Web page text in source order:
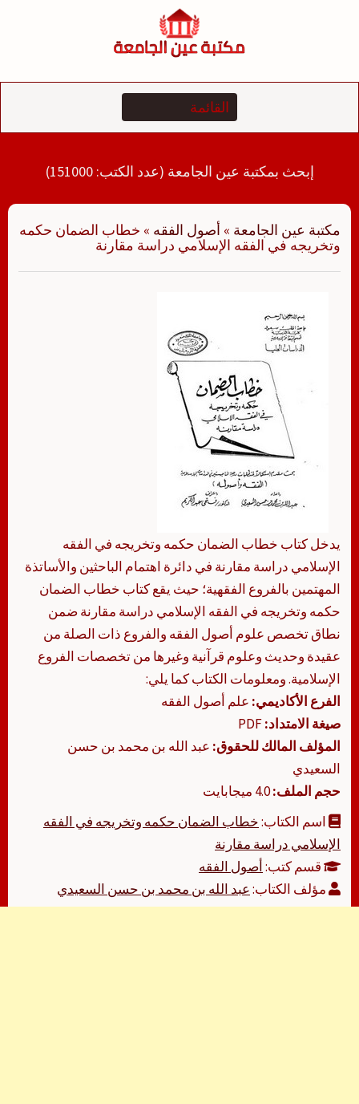
إبحث بمكتبة عين الجامعة (عدد الكتب: 151000)
مكتبة عين الجامعة » أصول الفقه » ‏‏خطاب الضمان حكمه
وتخريجه في الفقه الإسلامي دراسة مقارنة
يدخل كتاب ‏‏خطاب الضمان حكمه وتخريجه في الفقه
الإسلامي دراسة مقارنة في دائرة اهتمام الباحثين والأساتذة
المهتمين بالفروع الفقهية؛ حيث يقع كتاب ‏‏خطاب الضمان
حكمه وتخريجه في الفقه الإسلامي دراسة مقارنة ضمن
نطاق تخصص علوم أصول الفقه والفروع ذات الصلة من
عقيدة وحديث وعلوم قرآنية وغيرها من تخصصات الفروع
الإسلامية. ومعلومات الكتاب كما يلي:
الفرع الأكاديمي: علم أصول الفقه
صيغة الامتداد:
المؤلف المالك للحقوق: عبد الله بن محمد بن حسن
السعيدي
حجم الملف:4.0 ميجابايت
اسم الكتاب:‏‏خطاب الضمان حكمه وتخريجه في الفقه
الإسلامي دراسة مقارنة
قسم كتب:أصول الفقه
مؤلف الكتاب:عبد الله بن محمد بن حسن السعيدي